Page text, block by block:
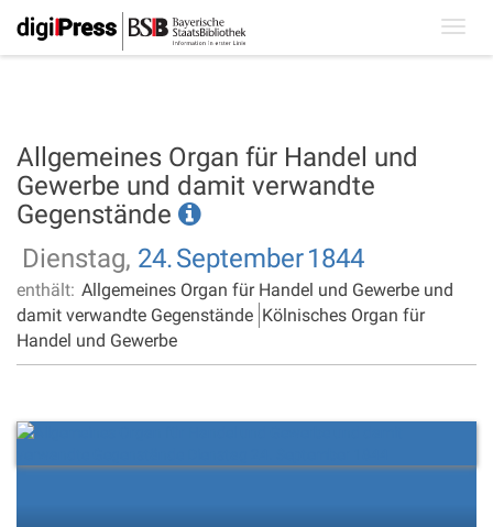
Allgemeines Organ für Handel und
Gewerbe und damit verwandte
Gegenstände
Dienstag, 24.September1844
enthält: Allgemeines Organ für Handel und Gewerbe und
damit verwandte Gegenstände Kölnisches Organ für
Handel und Gewerbe